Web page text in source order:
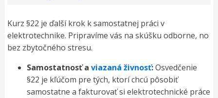
Kurz §22 je ďalší krok k samostatnej práci v
elektrotechnike. Pripravíme vás na skúšku odborne, no
bez zbytočného stresu.
Samostatnosť a viazaná živnosť:Osvedčenie
§22 je kľúčom pre tých, ktorí chcú pôsobiť
samostatne a fakturovať si elektrotechnické práce